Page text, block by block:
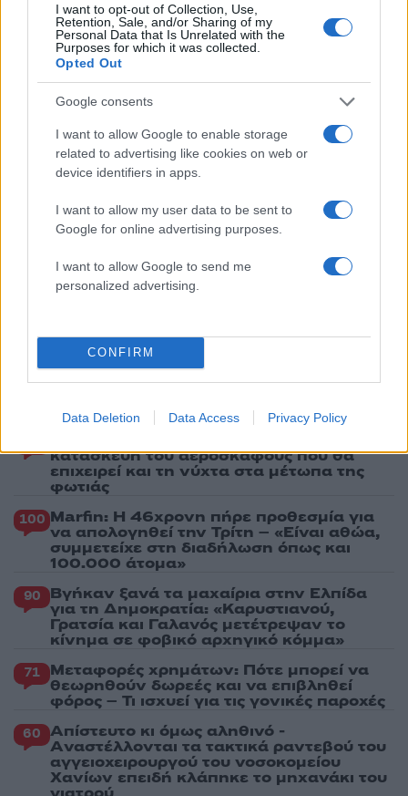
I want to opt-out of Collection, Use,
Retention, Sale, and/or Sharing of my
Personal Data that Is Unrelated with the
Purposes for which it was collected.
Opted Out
Google consents
I want to allow Google to enable storage
related to advertising like cookies on web or
device identifiers in apps.
I want to allow my user data to be sent to
Google for online advertising purposes.
I want to allow Google to send me
personalized advertising.
CONFIRM
Data Deletion Data Access Privacy Policy
Πιο δημοφιλή
Λένα Σαμαρά: Συγκίνηση στο μνημόσυνο
για τον έναν χρόνο από τον θάνατο της
κόρης του Αντώνη Σαμαρά
Τουρίστας ρωτούσε πόσο να πληρώσει για
να ασελγήσει σε 10χρονο κορίτσι - Το παιδί
καθόταν αμέριμνο σε αυλή επιχείρησης
Γερμανία: Συνελήφθη 31χρονος για τρεις
ανθρωποκτονίες μελών της greek mafia
πρώην σύζυγος του Βασίλη Χιώτη
Δεν ήταν μόνο η ταχύτητα που οδήγησε
του οδηγού» λέει πραγματογνώμονας
Πιο σχολιασμένα
κατασκευή του αεροσκάφους που θα
επιχειρεί και τη νύχτα στα μέτωπα της
φωτιάς
100 Marfin: Η 46χρονη πήρε προθεσμία για
να απολογηθεί την Τρίτη – «Είναι αθώα,
συμμετείχε στη διαδήλωση όπως και
100.000 άτομα»
90 Βγήκαν ξανά τα μαχαίρια στην Ελπίδα
για τη Δημοκρατία: «Καρυστιανού,
Γρατσία και Γαλανός μετέτρεψαν το
κίνημα σε φοβικό αρχηγικό κόμμα»
71 Μεταφορές χρημάτων: Πότε μπορεί να
θεωρηθούν δωρεές και να επιβληθεί
φόρος – Τι ισχυεί για τις γονικές παροχές
60 Απίστευτο κι όμως αληθινό -
Aναστέλλονται τα τακτικά ραντεβού του
αγγειοχειρουργού του νοσοκομείου
Χανίων επειδή κλάπηκε το μηχανάκι του